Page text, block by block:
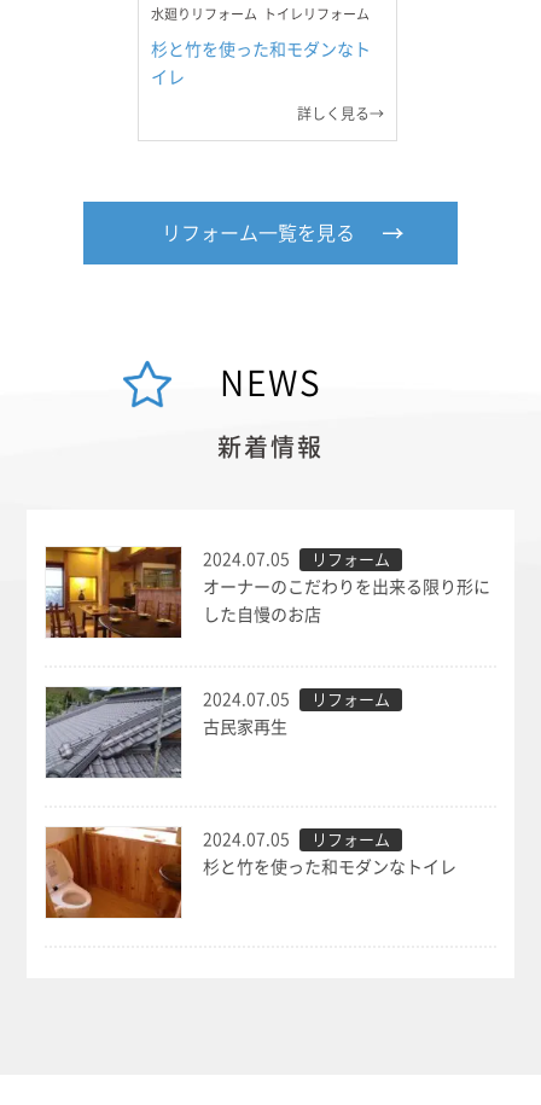
水廻りリフォーム トイレリフォーム
杉と竹を使った和モダンなト
イレ
詳しく見る→
リフォーム一覧を見る
NEWS
新着情報
2024.07.05 リフォーム
オーナーのこだわりを出来る限り形に
した自慢のお店
2024.07.05 リフォーム
古民家再生
2024.07.05 リフォーム
杉と竹を使った和モダンなトイレ